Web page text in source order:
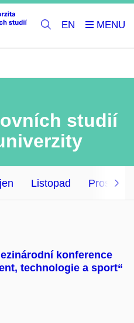
EN
studií
Listopad Prosinec
konference
technologie a sport“